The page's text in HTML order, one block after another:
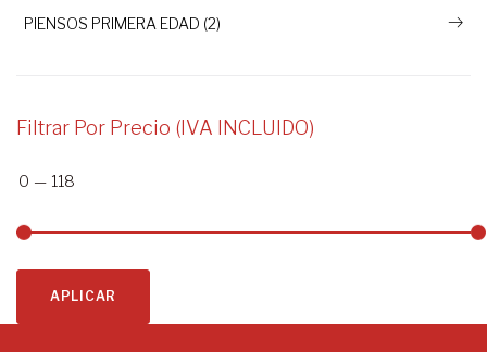
PIENSOS PRIMERA EDAD (2)
Filtrar Por Precio (IVA INCLUIDO)
0 — 118
APLICAR